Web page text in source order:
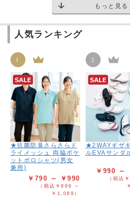
もっと見る
人気ランキング
1
★抗菌防臭さらさらド
ライメッシュ 両脇ポケ
ットポロシャツ(男女
兼用)
￥790 ～ ￥990
（税込￥869 ～
￥1,089）
2
★2WAYギザ
ルEVAサンダ
￥990 ～
（税込